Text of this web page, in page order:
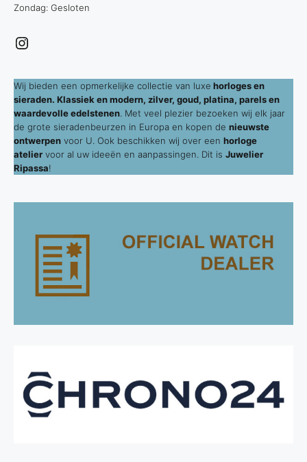
Zondag: Gesloten
Instagram
Wij bieden een opmerkelijke collectie van luxe horloges en
sieraden. Klassiek en modern, zilver, goud, platina, parels en
waardevolle edelstenen . Met veel plezier bezoeken wij elk jaar
de grote sieradenbeurzen in Europa en kopen de nieuwste
ontwerpen voor U. Ook beschikken wij over een horloge
atelier voor al uw ideeën en aanpassingen. Dit is Juwelier
Ripassa!